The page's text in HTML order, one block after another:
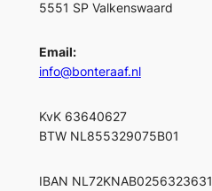
5551 SP Valkenswaard
Email:
info@bonteraaf.nl
KvK 63640627
BTW NL855329075B01
IBAN NL72KNAB0256323631